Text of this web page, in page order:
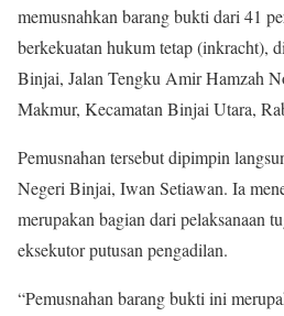
memusnahkan barang bukti dari 41
berkekuatan hukum tetap (inkracht),
Binjai, Jalan Tengku Amir Hamzah
Makmur, Kecamatan Binjai Utara,
Pemusnahan tersebut dipimpin
Negeri Binjai, Iwan Setiawan. Ia
merupakan bagian dari pelaksanaan
eksekutor putusan pengadilan.
“Pemusnahan barang bukti ini